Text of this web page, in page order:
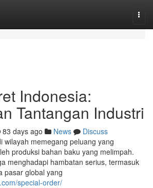
Indonesia:
Tantangan Industri
83 days ago News
Discuss
wilayah memegang peluang yang
produksi bahan baku yang melimpah.
menghadapi hambatan serius, termasuk
pasar global yang
special-order/